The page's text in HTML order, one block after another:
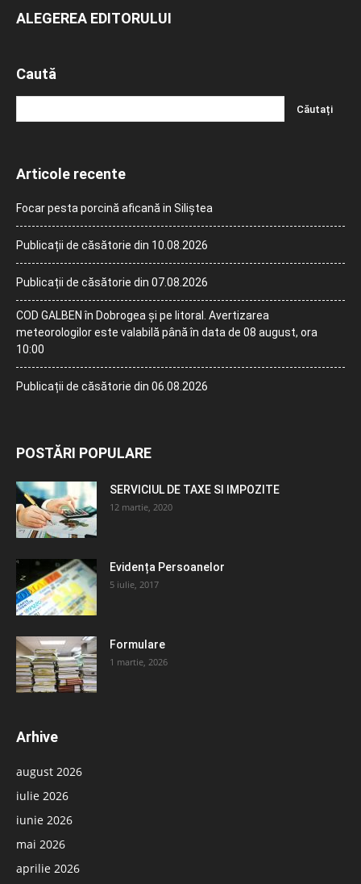
ALEGEREA EDITORULUI
Caută
Articole recente
Focar pesta porcină aficană in Siliștea
Publicații de căsătorie din 10.08.2026
Publicații de căsătorie din 07.08.2026
COD GALBEN în Dobrogea și pe litoral. Avertizarea
meteorologilor este valabilă până în data de 08 august, ora
10:00
Publicații de căsătorie din 06.08.2026
POSTĂRI POPULARE
SERVICIUL DE TAXE SI IMPOZITE
12 martie, 2020
Evidența Persoanelor
5 iulie, 2017
Formulare
1 martie, 2026
Arhive
august 2026
iulie 2026
iunie 2026
mai 2026
aprilie 2026